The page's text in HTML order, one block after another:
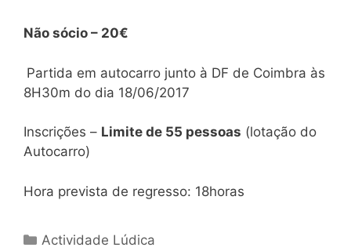
Não sócio – 20€
Partida em autocarro junto à DF de Coimbra às
8H30m do dia 18/06/2017
Inscrições – Limite de 55 pessoas (lotação do
Autocarro)
Hora prevista de regresso: 18horas
Categorias
Actividade Lúdica